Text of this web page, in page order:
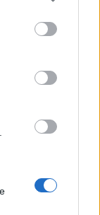
százalékkal